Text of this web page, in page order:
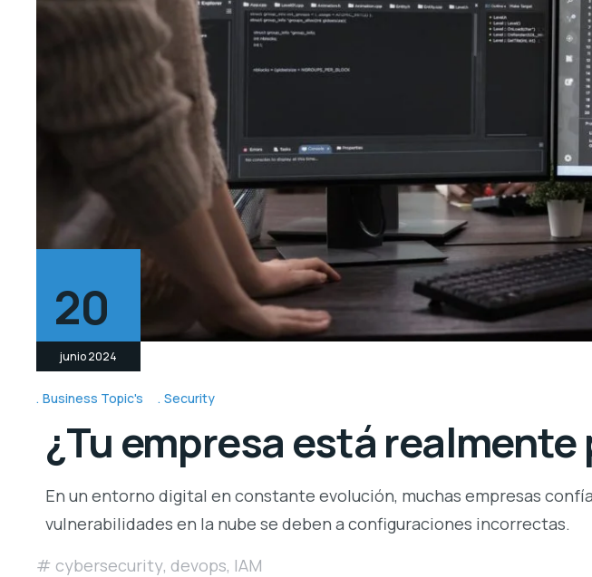
20
junio 2024
Business Topic's Security
¿Tu empresa está
En un entorno digital en constante evolución, muchas empresas
vulnerabilidades en la nube se deben a configuraciones incorrectas.
cybersecurity, devops, IAM